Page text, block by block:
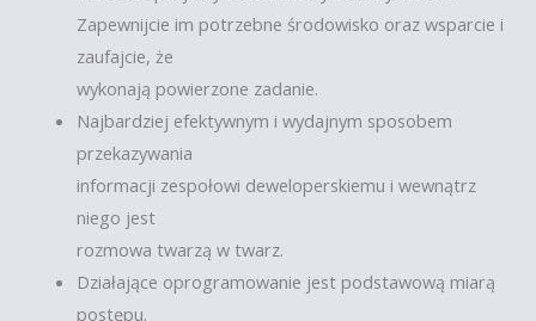
Zapewnijcie im potrzebne środowisko oraz wsparcie i
zaufajcie, że
wykonają powierzone zadanie.
Najbardziej efektywnym i wydajnym sposobem
przekazywania
informacji zespołowi deweloperskiemu i wewnątrz
niego jest
rozmowa twarzą w twarz.
Działające oprogramowanie jest podstawową miarą
postępu.